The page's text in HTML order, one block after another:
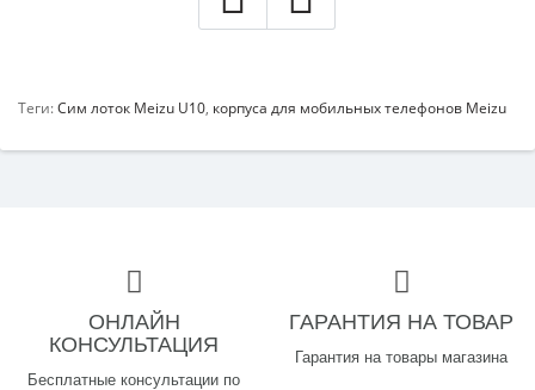
Теги:Сим лоток Meizu U10, корпуса для мобильных телефонов Meizu
ОНЛАЙН
КОНСУЛЬТАЦИЯ
Бесплатные консультации по
ГАРАНТИЯ НА ТОВАР
Гарантия на товары магазина